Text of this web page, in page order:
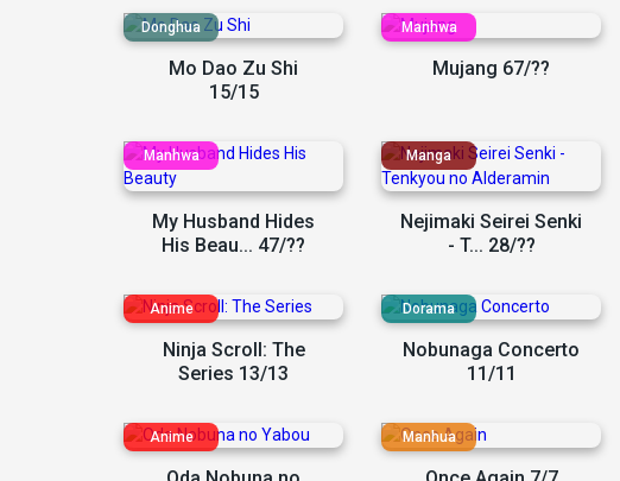
Mo Dao Zu Shi
15/15
Mujang 67/??
My Husband Hides
His Beau... 47/??
Nejimaki Seirei Senki
- T... 28/??
Ninja Scroll: The
Series 13/13
Nobunaga Concerto
11/11